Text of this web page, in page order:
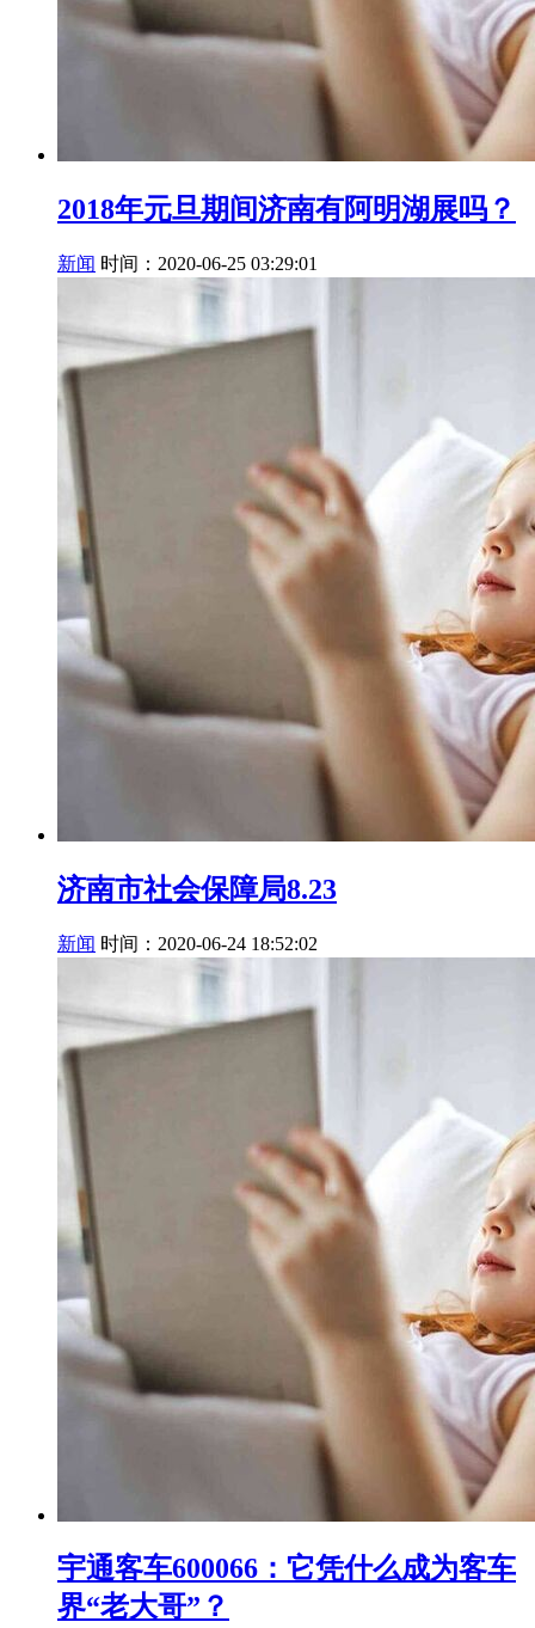
2018年元旦期间济南有阿明湖展吗？
新闻 时间：2020-06-25 03:29:01
济南市社会保障局8.23
新闻 时间：2020-06-24 18:52:02
宇通客车600066：它凭什么成为客车
界“老大哥”？